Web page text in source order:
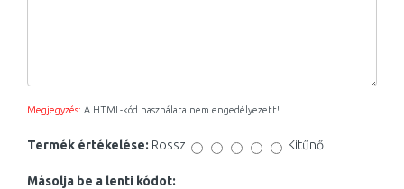
Megjegyzés: A HTML-kód használata nem engedélyezett!
Termék értékelése: Rossz Kitűnő
Másolja be a lenti kódot: